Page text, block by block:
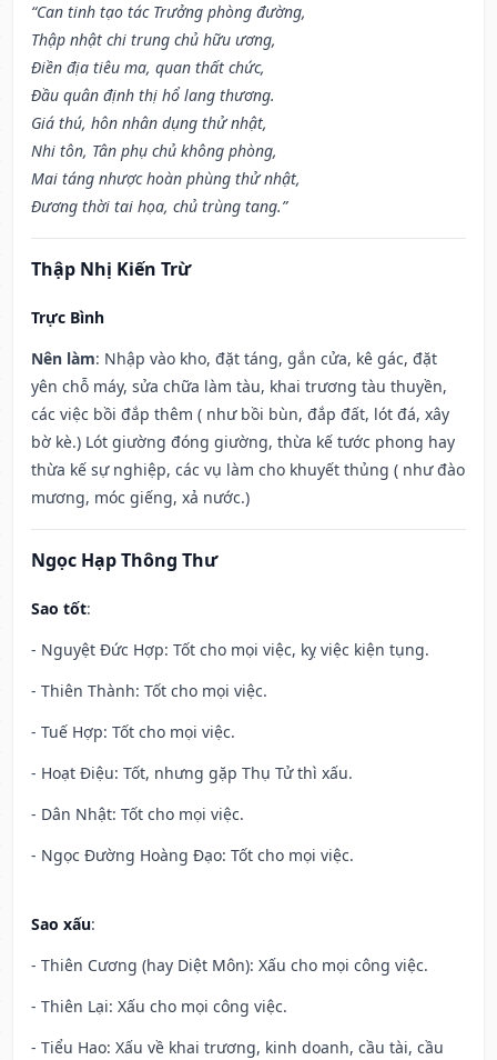
“Can tinh tạo tác Trưởng phòng đường,
Thập nhật chi trung chủ hữu ương,
Điền địa tiêu ma, quan thất chức,
Đầu quân định thị hổ lang thương.
Giá thú, hôn nhân dụng thử nhật,
Nhi tôn, Tân phụ chủ không phòng,
Mai táng nhược hoàn phùng thử nhật,
Đương thời tai họa, chủ trùng tang.”
Thập Nhị Kiến Trừ
Trực Bình
Nên làm: Nhập vào kho, đặt táng, gắn cửa, kê gác, đặt
yên chỗ máy, sửa chữa làm tàu, khai trương tàu thuyền,
các việc bồi đắp thêm ( như bồi bùn, đắp đất, lót đá, xây
bờ kè.) Lót giường đóng giường, thừa kế tước phong hay
thừa kế sự nghiệp, các vụ làm cho khuyết thủng ( như đào
mương, móc giếng, xả nước.)
Ngọc Hạp Thông Thư
Sao tốt:
- Nguyệt Đức Hợp: Tốt cho mọi việc, kỵ việc kiện tụng.
- Thiên Thành: Tốt cho mọi việc.
- Tuế Hợp: Tốt cho mọi việc.
- Hoạt Điệu: Tốt, nhưng gặp Thụ Tử thì xấu.
- Dân Nhật: Tốt cho mọi việc.
- Ngọc Đường Hoàng Đạo: Tốt cho mọi việc.
Sao xấu:
- Thiên Cương (hay Diệt Môn): Xấu cho mọi công việc.
- Thiên Lại: Xấu cho mọi công việc.
- Tiểu Hao: Xấu về khai trương, kinh doanh, cầu tài, cầu